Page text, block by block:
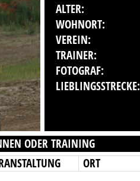
ALTER:
WOHNORT:
VEREIN:
TRAINER:
FOTOGRAF:
LIEBLINGSSTRECKE:
ODER TRAINING
ORT